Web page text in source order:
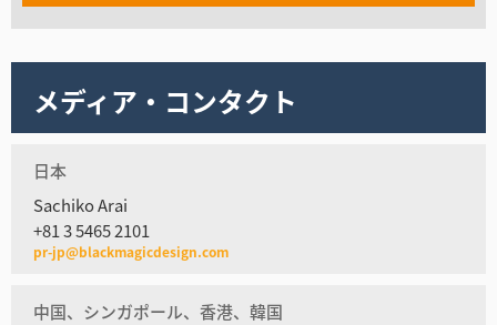
メディア・コンタクト
日本
Sachiko Arai
+81 3 5465 2101
pr-jp@blackmagicdesign.com
中国、シンガポール、香港、韓国